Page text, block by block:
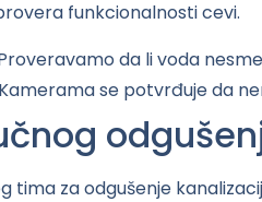
funkcionalnosti cevi.
da li voda
se potvrđuje da
tima za odgušenje